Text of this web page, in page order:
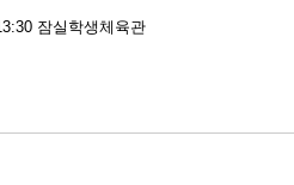
잠실학생체육관